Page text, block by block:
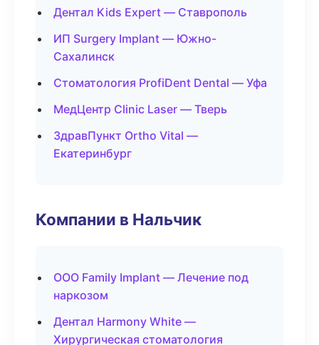
Дентал Kids Expert — Ставрополь
ИП Surgery Implant — Южно-
Сахалинск
Стоматология ProfiDent Dental — Уфа
МедЦентр Clinic Laser — Тверь
ЗдравПункт Ortho Vital —
Екатеринбург
Компании в Нальчик
ООО Family Implant — Лечение под
наркозом
Дентал Harmony White —
Хирургическая стоматология